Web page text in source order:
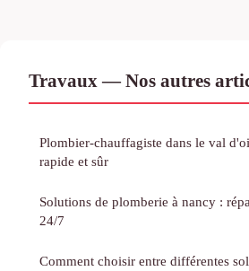
Travaux — Nos autres
Plombier-chauffagiste dans le val
rapide et sûr
Solutions de plomberie à nancy :
24/7
Comment choisir entre différentes